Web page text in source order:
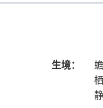
生境：